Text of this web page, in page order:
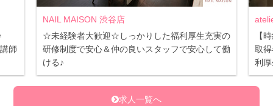
師
NAIL MAISON 渋谷店
☆未経験者大歓迎☆しっかりした福利厚生充実の
研修制度で安心＆仲の良いスタッフで安心して働
ける♪
【
取
利
求人一覧へ